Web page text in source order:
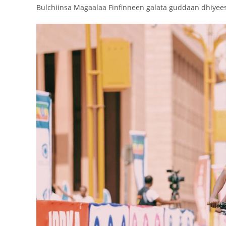
Bulchiinsa Magaalaa Finfinneen galata guddaan